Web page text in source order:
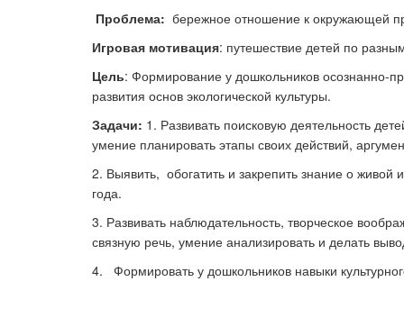
Проблема: бережное отношение к окружающей
Игровая мотивация: путешествие детей по
Цель: Формирование у дошкольников осознанно-
развития основ экологической культуры.
Задачи: 1. Развивать поисковую деятельность
умение планировать этапы своих действий,
2. Выявить, обогатить и закрепить знание о
года.
3. Развивать наблюдательность, творческое
связную речь, умение анализировать и делать
4. Формировать у дошкольников навыки